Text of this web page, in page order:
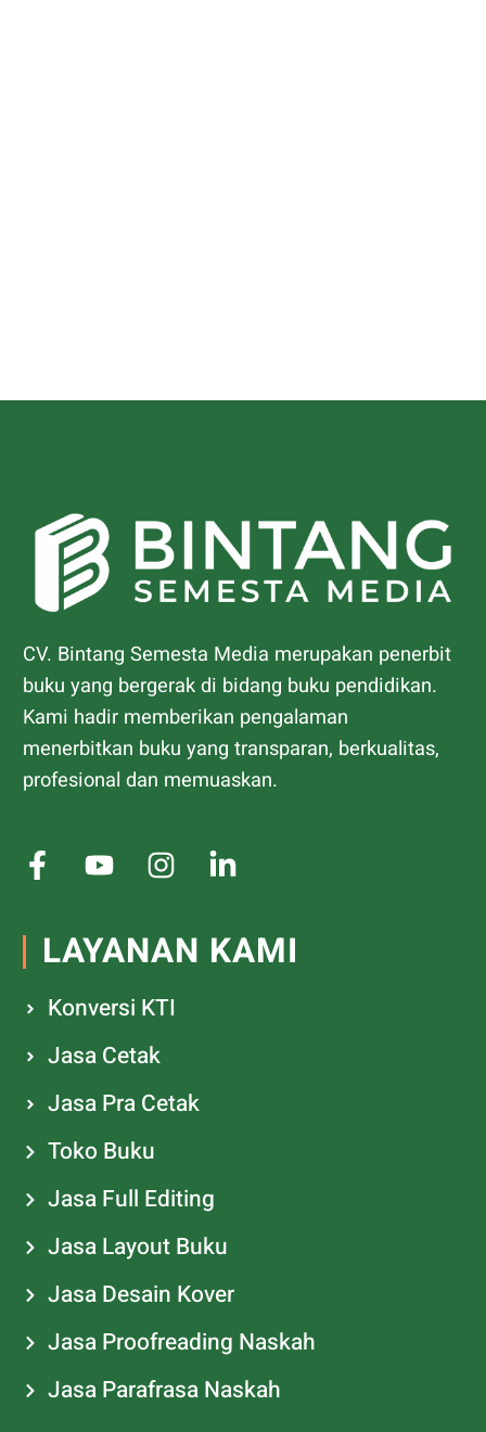
CV. Bintang Semesta Media merupakan penerbit
buku yang bergerak di bidang buku pendidikan.
Kami hadir memberikan pengalaman
menerbitkan buku yang transparan, berkualitas,
profesional dan memuaskan.
LAYANAN KAMI
Konversi KTI
Jasa Cetak
Jasa Pra Cetak
Toko Buku
Jasa Full Editing
Jasa Layout Buku
Jasa Desain Kover
Jasa Proofreading Naskah
Jasa Parafrasa Naskah